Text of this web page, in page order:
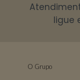
ligue
O Grupo